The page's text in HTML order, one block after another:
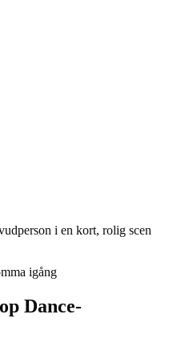
i en kort, rolig scen
igång
Dance-